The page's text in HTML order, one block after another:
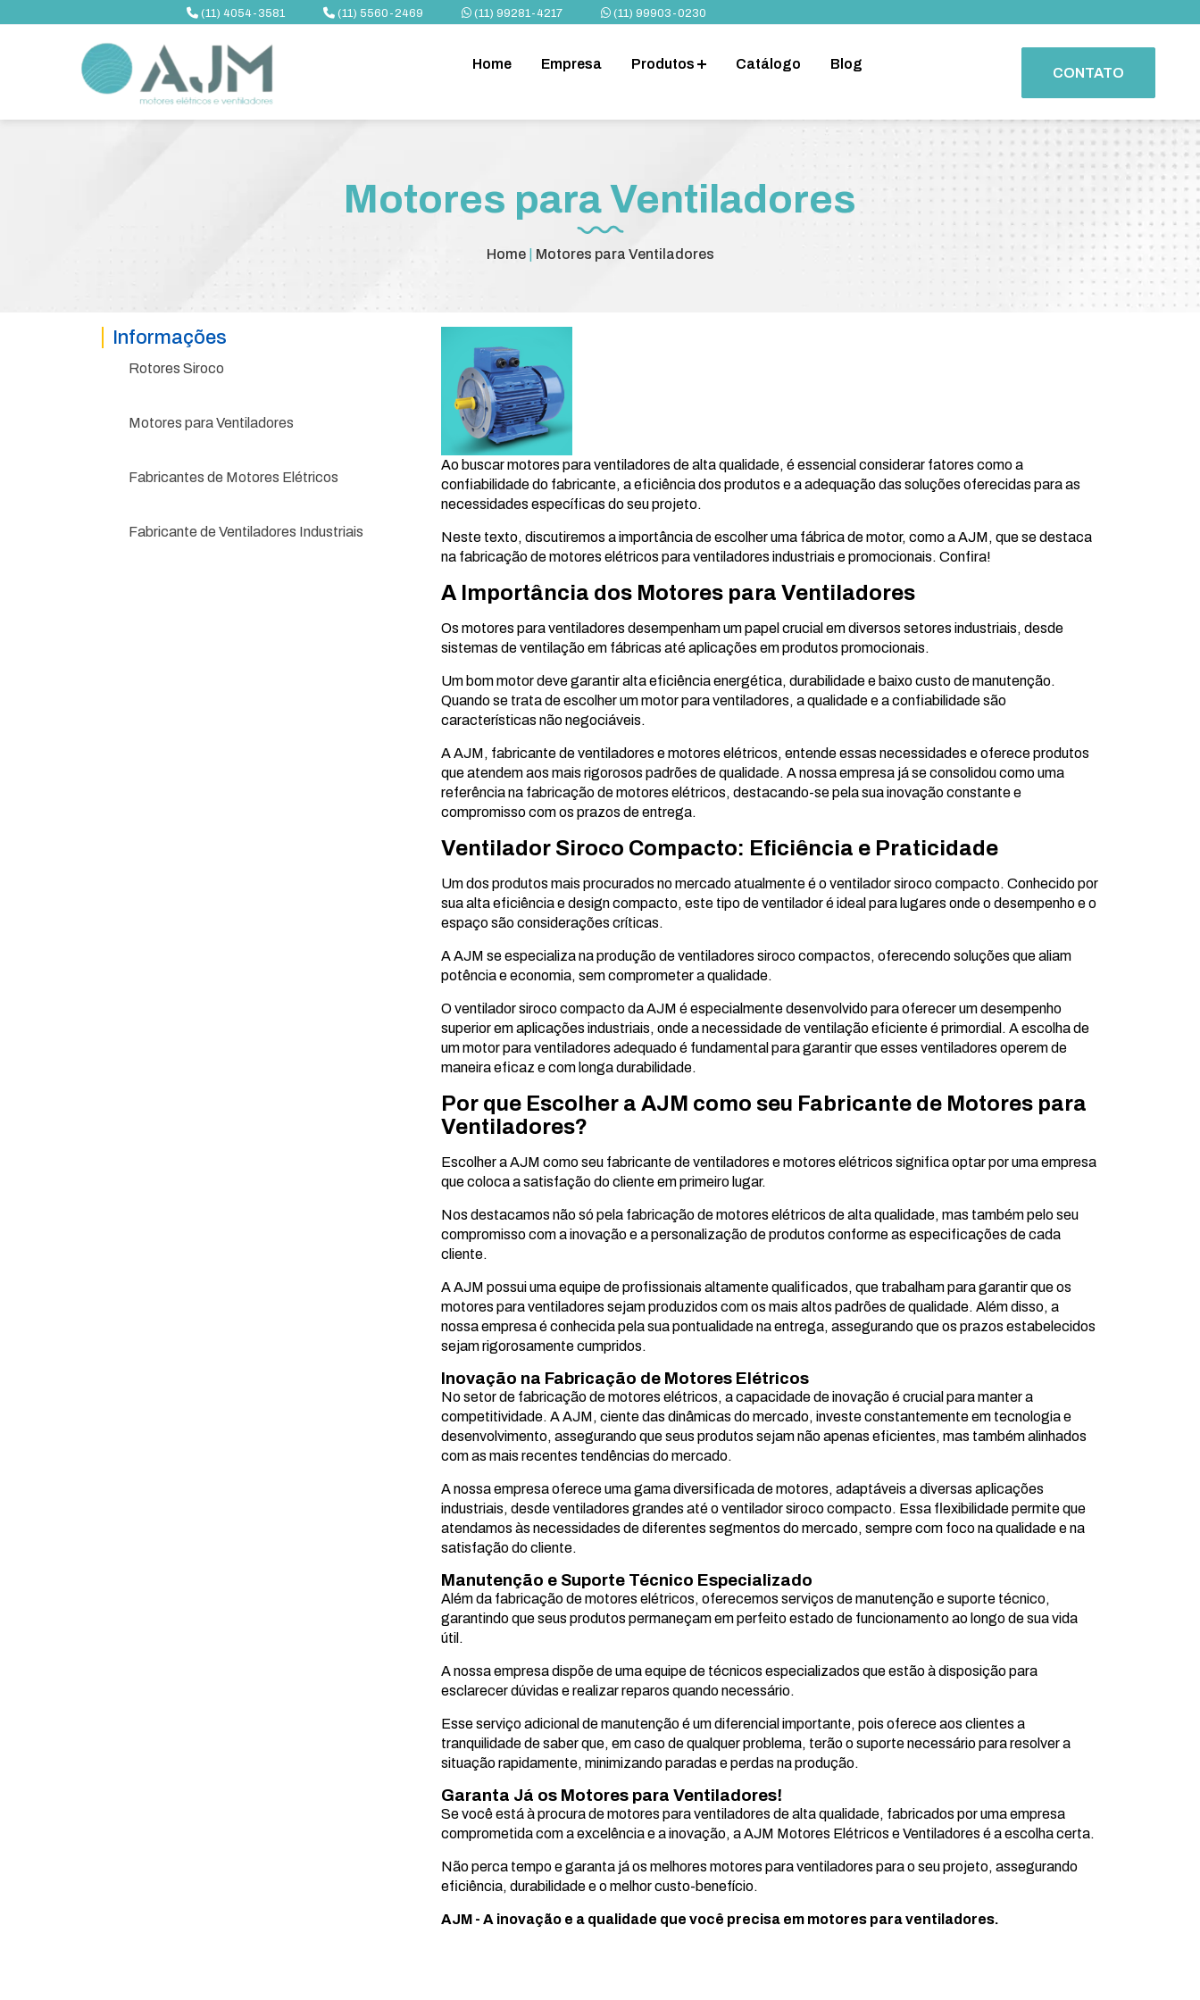
(11) 4054-3581 (11) 5560-2469 (11) 99281-4217 (11) 99903-0230
Home Empresa Produtos Catálogo Blog
CONTATO
Motores para Ventiladores
Home| Motores para Ventiladores
Informações
Rotores Siroco
Motores para Ventiladores
Fabricantes de Motores Elétricos
Fabricante de Ventiladores Industriais
Ao buscar motores para ventiladores de alta qualidade, é essencial considerar fatores como a
confiabilidade do fabricante, a eficiência dos produtos e a adequação das soluções oferecidas para as
necessidades específicas do seu projeto.
Neste texto, discutiremos a importância de escolher uma fábrica de motor, como a AJM, que se destaca
na fabricação de motores elétricos para ventiladores industriais e promocionais. Confira!
A Importância dos Motores para Ventiladores
Os motores para ventiladores desempenham um papel crucial em diversos setores industriais, desde
sistemas de ventilação em fábricas até aplicações em produtos promocionais.
Um bom motor deve garantir alta eficiência energética, durabilidade e baixo custo de manutenção.
Quando se trata de escolher um motor para ventiladores, a qualidade e a confiabilidade são
características não negociáveis.
A AJM, fabricante de ventiladores e motores elétricos, entende essas necessidades e oferece produtos
que atendem aos mais rigorosos padrões de qualidade. A nossa empresa já se consolidou como uma
referência na fabricação de motores elétricos, destacando-se pela sua inovação constante e
compromisso com os prazos de entrega.
Ventilador Siroco Compacto: Eficiência e Praticidade
Um dos produtos mais procurados no mercado atualmente é o ventilador siroco compacto. Conhecido por
sua alta eficiência e design compacto, este tipo de ventilador é ideal para lugares onde o desempenho e o
espaço são considerações críticas.
A AJM se especializa na produção de ventiladores siroco compactos, oferecendo soluções que aliam
potência e economia, sem comprometer a qualidade.
O ventilador siroco compacto da AJM é especialmente desenvolvido para oferecer um desempenho
superior em aplicações industriais, onde a necessidade de ventilação eficiente é primordial. A escolha de
um motor para ventiladores adequado é fundamental para garantir que esses ventiladores operem de
maneira eficaz e com longa durabilidade.
Por que Escolher a AJM como seu Fabricante de Motores para
Ventiladores?
Escolher a AJM como seu fabricante de ventiladores e motores elétricos significa optar por uma empresa
que coloca a satisfação do cliente em primeiro lugar.
Nos destacamos não só pela fabricação de motores elétricos de alta qualidade, mas também pelo seu
compromisso com a inovação e a personalização de produtos conforme as especificações de cada
cliente.
A AJM possui uma equipe de profissionais altamente qualificados, que trabalham para garantir que os
motores para ventiladores sejam produzidos com os mais altos padrões de qualidade. Além disso, a
nossa empresa é conhecida pela sua pontualidade na entrega, assegurando que os prazos estabelecidos
sejam rigorosamente cumpridos.
Inovação na Fabricação de Motores Elétricos
No setor de fabricação de motores elétricos, a capacidade de inovação é crucial para manter a
competitividade. A AJM, ciente das dinâmicas do mercado, investe constantemente em tecnologia e
desenvolvimento, assegurando que seus produtos sejam não apenas eficientes, mas também alinhados
com as mais recentes tendências do mercado.
A nossa empresa oferece uma gama diversificada de motores, adaptáveis a diversas aplicações
industriais, desde ventiladores grandes até o ventilador siroco compacto. Essa flexibilidade permite que
atendamos às necessidades de diferentes segmentos do mercado, sempre com foco na qualidade e na
satisfação do cliente.
Manutenção e Suporte Técnico Especializado
Além da fabricação de motores elétricos, oferecemos serviços de manutenção e suporte técnico,
garantindo que seus produtos permaneçam em perfeito estado de funcionamento ao longo de sua vida
útil.
A nossa empresa dispõe de uma equipe de técnicos especializados que estão à disposição para
esclarecer dúvidas e realizar reparos quando necessário.
Esse serviço adicional de manutenção é um diferencial importante, pois oferece aos clientes a
tranquilidade de saber que, em caso de qualquer problema, terão o suporte necessário para resolver a
situação rapidamente, minimizando paradas e perdas na produção.
Garanta Já os Motores para Ventiladores!
Se você está à procura de motores para ventiladores de alta qualidade, fabricados por uma empresa
comprometida com a excelência e a inovação, a AJM Motores Elétricos e Ventiladores é a escolha certa.
Não perca tempo e garanta já os melhores motores para ventiladores para o seu projeto, assegurando
eficiência, durabilidade e o melhor custo-benefício.
AJM - A inovação e a qualidade que você precisa em motores para ventiladores.